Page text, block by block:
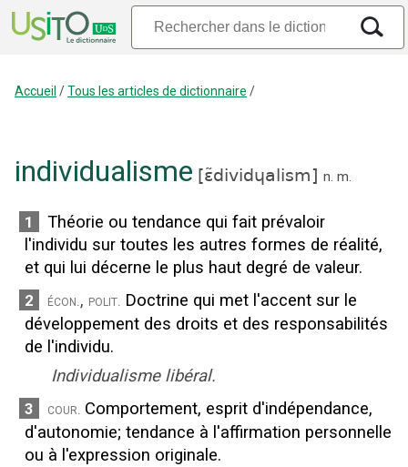
Accueil /Tous les articles de dictionnaire /
individualisme [ɛ̃dividɥalism] n. m.
1
Théorie ou tendance qui fait prévaloir
l'individu sur toutes les autres formes de réalité,
et qui lui décerne le plus haut degré de valeur.
2 écon., polit. Doctrine qui met l'accent sur le
développement des droits et des responsabilités
de l'individu.
Individualisme libéral.
3 cour. Comportement, esprit d'indépendance,
d'autonomie; tendance à l'affirmation personnelle
ou à l'expression originale.